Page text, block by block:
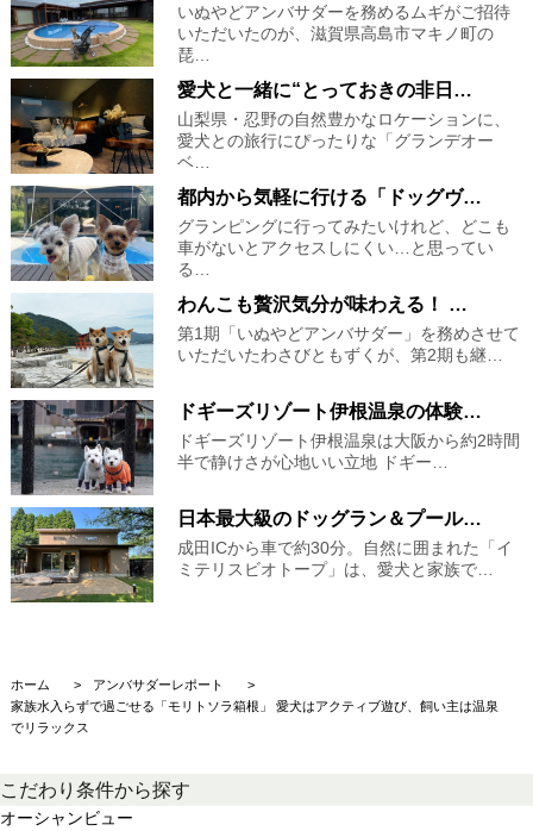
いぬやどアンバサダーを務めるムギがご招待
いただいたのが、滋賀県高島市マキノ町の
琵…
愛犬と一緒に“とっておきの非日…
山梨県・忍野の自然豊かなロケーションに、
愛犬との旅行にぴったりな「グランデオー
ベ…
都内から気軽に行ける「ドッグヴ…
グランピングに行ってみたいけれど、どこも
車がないとアクセスしにくい…と思ってい
る…
わんこも贅沢気分が味わえる！ …
第1期「いぬやどアンバサダー」を務めさせて
いただいたわさびともずくが、第2期も継…
ドギーズリゾート伊根温泉の体験…
ドギーズリゾート伊根温泉は大阪から約2時間
半で静けさが心地いい立地 ドギー…
日本最大級のドッグラン＆プール…
成田ICから車で約30分。自然に囲まれた「イ
ミテリスビオトープ」は、愛犬と家族で…
ホーム
アンバサダーレポート
家族水入らずで過ごせる「モリトソラ箱根」 愛犬はアクティブ遊び、飼い主は温泉
でリラックス
こだわり条件から探す
オーシャンビュー